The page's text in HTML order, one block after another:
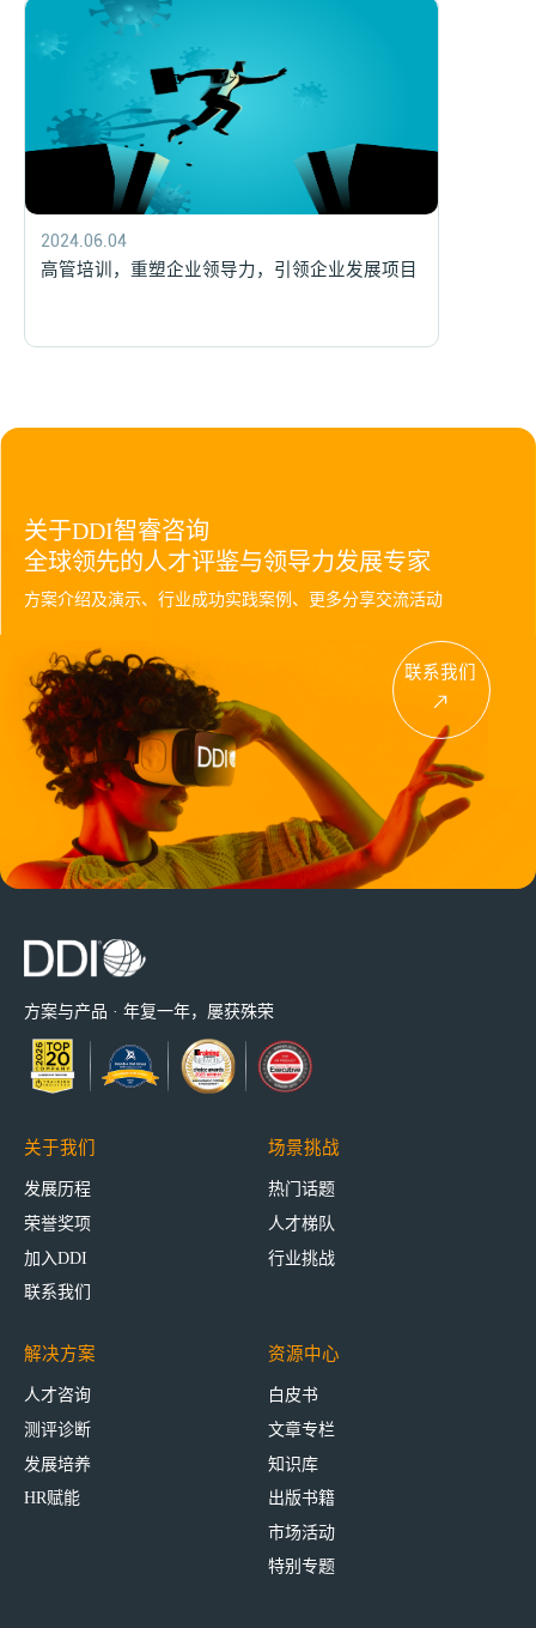
2024.06.04
高管培训，重塑企业领导力，引领企业发展项目
高管培训，重塑企业领导力，引领企业发展项目
关于DDI智睿咨询
全球领先的人才评鉴与领导力发展专家
方案介绍及演示、行业成功实践案例、更多分享交流活动
联系我们
方案与产品 · 年复一年，屡获殊荣
关于我们
发展历程
荣誉奖项
加入DDI
联系我们
场景挑战
热门话题
人才梯队
行业挑战
解决方案
人才咨询
测评诊断
发展培养
HR赋能
资源中心
白皮书
文章专栏
知识库
出版书籍
市场活动
特别专题